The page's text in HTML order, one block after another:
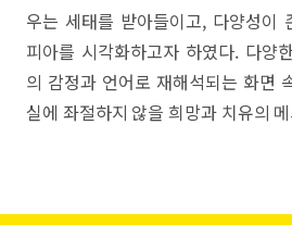
우는 세태를 받아들이고, 다양성이
피아를 시각화하고자 하였다. 다양
의 감정과 언어로 재해석되는 화면
실에 좌절하지 않을 희망과 치유의